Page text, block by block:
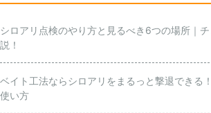
シロアリ点検のやり方と見るべき6つの場所｜
説！
ベイト工法ならシロアリをまるっと撃退できる
使い方